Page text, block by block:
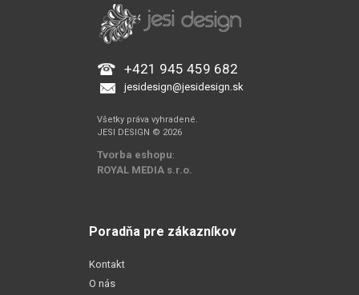
+421 945 459 682
jesidesign@jesidesign.sk
Všetky práva vyhradené.
JESI DESIGN © 2026
Tvorba eshopu:
ROYAL MEDIA s.r.o.
Poradňa pre zákazníkov
Kontakt
O nás